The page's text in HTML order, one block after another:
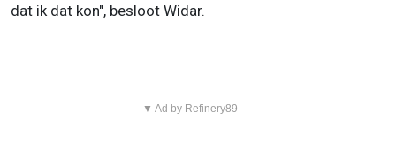
dat ik dat kon", besloot Widar.
▼ Ad by Refinery89